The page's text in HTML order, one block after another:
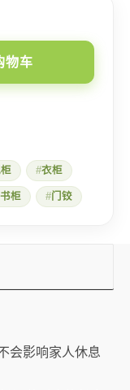
物车
衣柜
书柜 门铰
会影响家人休息